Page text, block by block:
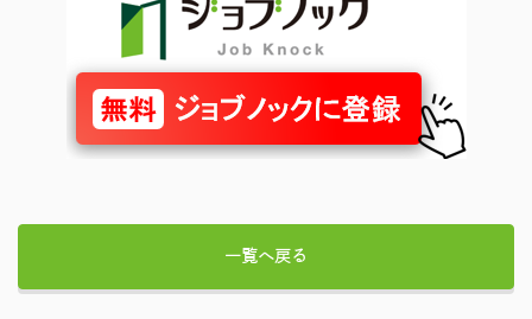
一覧へ戻る